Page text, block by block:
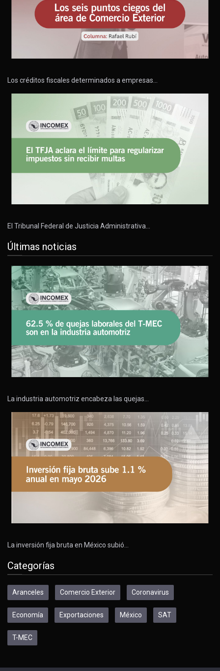
Los créditos fiscales determinados a empresas…
El Tribunal Federal de Justicia Administrativa…
Últimas noticias
La industria automotriz encabeza las quejas…
La inversión fija bruta en México subió…
Categorías
Aranceles Comercio Exterior Coronavirus
Economía Exportaciones México SAT
T-MEC